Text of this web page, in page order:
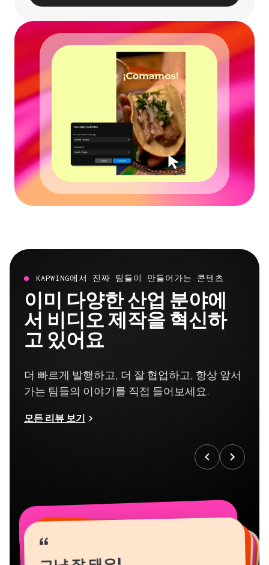
KAPWING에서 진짜 팀들이 만들어가는 콘텐츠
이미 다양한 산업 분야에
서 비디오 제작을 혁신하
고 있어요
더 빠르게 발행하고, 더 잘 협업하고, 항상 앞서
가는 팀들의 이야기를 직접 들어보세요.
모든 리뷰 보기
“
“
““
“
“
“